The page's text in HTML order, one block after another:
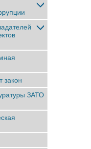
закон
ЗАТО